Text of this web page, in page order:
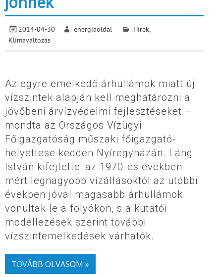
2014-04-30 energiaoldal Hírek,
Klímaváltozás
Az egyre emelkedő árhullámok miatt új
vízszintek alapján kell meghatározni a
jövőbeni árvízvédelmi fejlesztéseket –
mondta az Országos Vízügyi
Főigazgatóság műszaki főigazgató-
helyettese kedden Nyíregyházán. Láng
István kifejtette: az 1970-es években
mért legnagyobb vízállásoktól az utóbbi
években jóval magasabb árhullámok
vonultak le a folyókon, s a kutatói
modellezések szerint további
vízszintemelkedések várhatók.
TOVÁBB OLVASOM »